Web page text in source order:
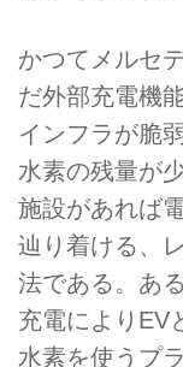
かつてメルセ
だ外部充電機
インフラが脆
水素の残量が
施設があれば
辿り着ける、
法である。あ
充電によりEV
水素を使うプ